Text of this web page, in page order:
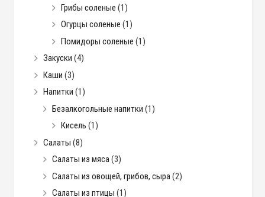
Грибы соленые (1)
Огурцы соленые (1)
Помидоры соленые (1)
Закуски (4)
Каши (3)
Напитки (1)
Безалкогольные напитки (1)
Кисель (1)
Салаты (8)
Салаты из мяса(3)
Салаты из овощей, грибов, сыра (2)
Салаты из птицы (1)